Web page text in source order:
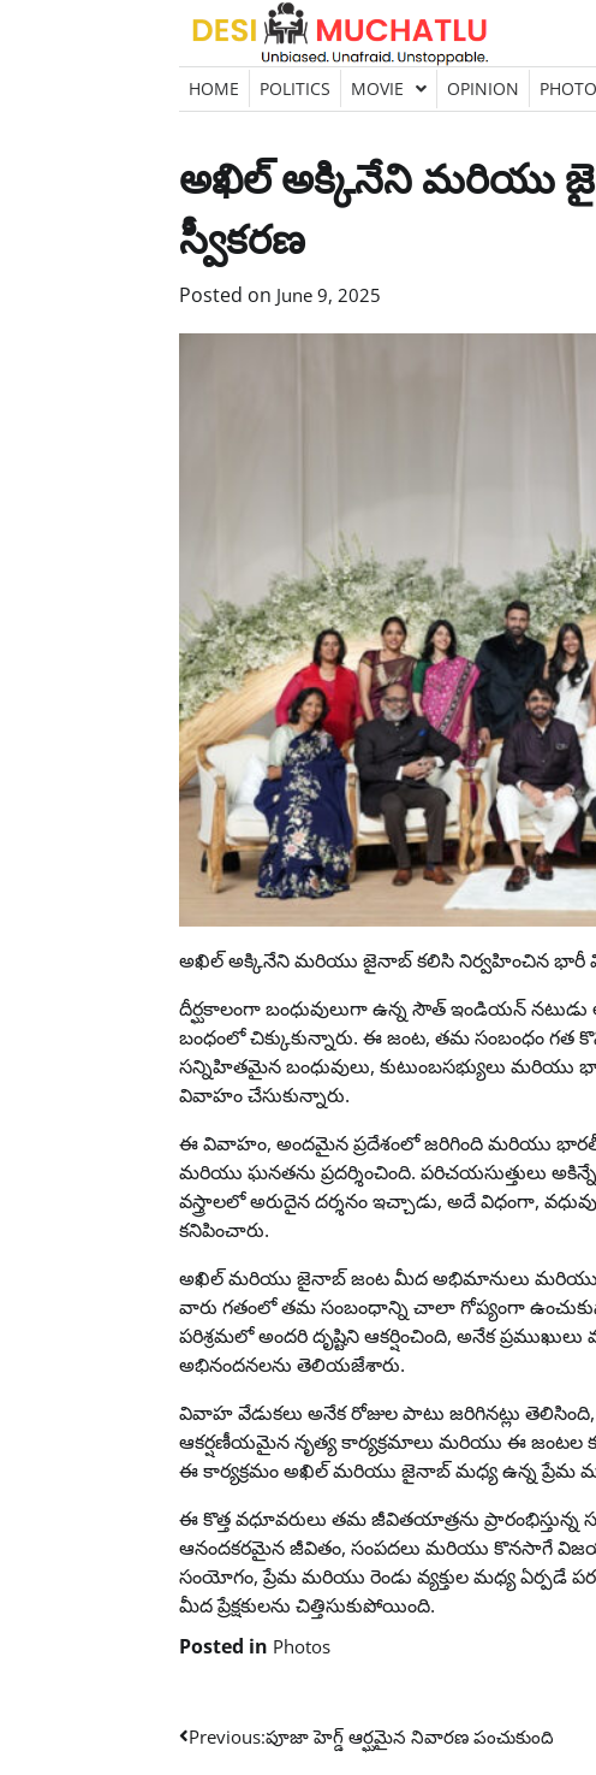
Skip
content
HOME POLITICS MOVIE OPINION
అఖిల్ అక్కినేని మరియు
స్వీకరణ
Posted on June 9, 2025
అఖిల్ అక్కినేని మరియు జైనాబ్ కలిసి నిర్వహించిన భారీ
దీర్ఘకాలంగా బంధువులుగా ఉన్న సౌత్ ఇండియన్
బంధంలో చిక్కుకున్నారు. ఈ జంట, తమ సంబంధం గత
సన్నిహితమైన బంధువులు, కుటుంబసభ్యులు
వివాహం చేసుకున్నారు.
ఈ వివాహం, అందమైన ప్రదేశంలో జరిగింది మరియు
మరియు ఘనతను ప్రదర్శించింది. పరిచయసుత్తులు
వస్త్రాలలో అరుదైన దర్శనం ఇచ్చాడు, అదే విధంగా,
కనిపించారు.
అఖిల్ మరియు జైనాబ్ జంట మీద అభిమానులు మరియు
వారు గతంలో తమ సంబంధాన్ని చాలా గోప్యంగా
పరిశ్రమలో అందరి దృష్టిని ఆకర్షించింది, అనేక
అభినందనలను తెలియజేశారు.
వివాహ వేడుకలు అనేక రోజుల పాటు జరిగినట్లు
ఆకర్షణీయమైన నృత్య కార్యక్రమాలు మరియు ఈ జంటల
ఈ కార్యక్రమం అఖిల్ మరియు జైనాబ్ మధ్య ఉన్న ప్రేమ
ఈ కొత్త వధూవరులు తమ జీవితయాత్రను
ఆనందకరమైన జీవితం, సంపదలు మరియు కొనసాగే
సంయోగం, ప్రేమ మరియు రెండు వ్యక్తుల మధ్య ఏర్పడే
మీద ప్రేక్షకులను చిత్తిసుకుపోయింది.
Posted in Photos
Post
Previous:పూజా హెగ్డ్ ఆర్ఘమైన నివారణ పంచుకుంది